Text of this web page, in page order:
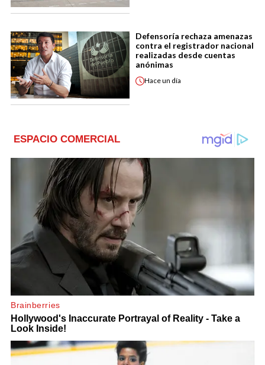
Defensoría rechaza amenazas
contra el registrador nacional
realizadas desde cuentas
anónimas
Haceun día